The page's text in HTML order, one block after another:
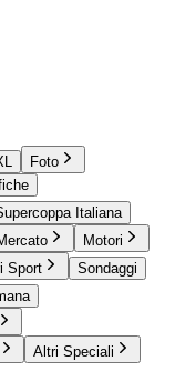
Foto
Italiana
Motori
Sport
Sondaggi
Altri Speciali